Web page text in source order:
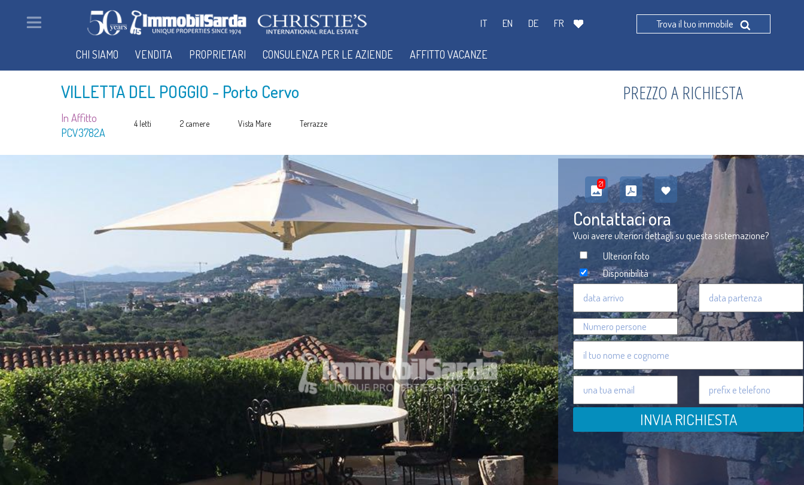
VILLETTA DEL POGGIO - Porto Cervo
In Affitto
PCV3782A
4 letti 2 camere Vista Mare Terrazze
PREZZO A RICHIESTA
21
Contattaci ora
Vuoi avere ulteriori dettagli su questa sistemazione?
Ulteriori foto
Disponibilità
INVIA RICHIESTA
FR
DE
EN
IT Trova il tuo immobile
CHI SIAMO VENDITA PROPRIETARI CONSULENZA PER LE AZIENDE AFFITTO VACANZE